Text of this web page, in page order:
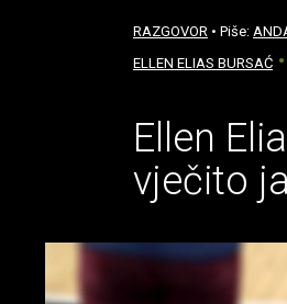
RAZGOVOR • Piše:
ELLEN ELIAS BURSAĆ
Ellen
vječito